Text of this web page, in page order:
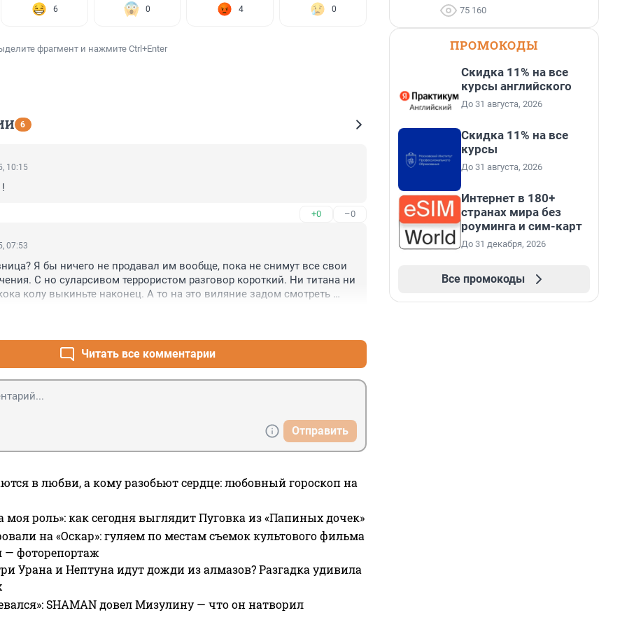
6 0 4 0
фрагмент и нажмите Ctrl+Enter
6
10:15
+0 –0
07:53
Я бы ничего не продавал им вообще, пока не снимут все свои
С но суларсивом террористом разговор короткий. Ни титана ни
колу выкиньте наконец. А то на это виляние задом смотреть
Читать все комментарии
Отправить
в любви, а кому разобьют сердце: любовный гороскоп на
моя роль»: как сегодня выглядит Пуговка из «Папиных дочек»
на «Оскар»: гуляем по местам съемок культового фильма
— фоторепортаж
Урана и Нептуна идут дожди из алмазов? Разгадка удивила
SHAMAN довел Мизулину — что он натворил
75 160
ПРОМОКОДЫ
Скидка 11% на все
курсы английского
До 31 августа, 2026
Скидка 11% на все
курсы
До 31 августа, 2026
Интернет в 180+
странах мира без
роуминга и сим-карт
До 31 декабря, 2026
Все промокоды